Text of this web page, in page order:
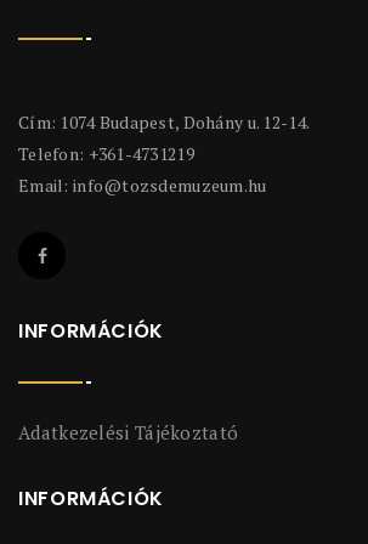
Cím: 1074 Budapest, Dohány u. 12-14.
Telefon: +361-4731219
Email: info@tozsdemuzeum.hu
INFORMÁCIÓK
Adatkezelési Tájékoztató
INFORMÁCIÓK